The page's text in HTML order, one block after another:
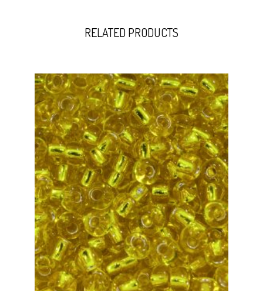
RELATED PRODUCTS